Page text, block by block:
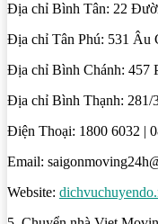
Địa chỉ Bình Tân: 22
Địa chỉ Tân Phú: 531 Âu
Địa chỉ Bình Chánh: 457
Địa chỉ Bình Thạnh: 281/
Điện Thoại: 1800 6032 |
Email:
Website: